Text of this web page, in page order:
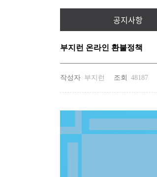
공지사항
부지런 온라인 환불정책
작성자 부지런 조회 48187